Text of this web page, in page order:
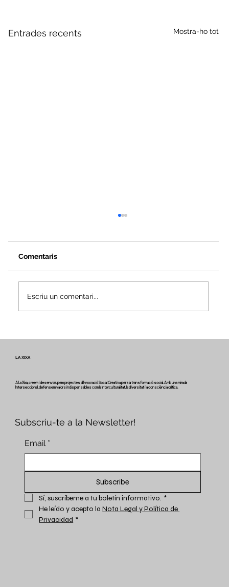
Entrades recents Mostra-ho tot
Comentaris
Escriu un comentari...
LA XIXA
A La Xixa, creem i desenvolupem projectes d'Innovació Social Creativa per a la transformació social. Amb una mirada
Interseccional, defensem valors indispensables com la Interculturalitat, la diversitat i la consciència crítica.
Subscriu-te a la Newsletter!
Email *
Subscribe
Sí, suscríbeme a tu boletín informativo. *
He leído y acepto la Nota Legal y Política de
Privacidad *